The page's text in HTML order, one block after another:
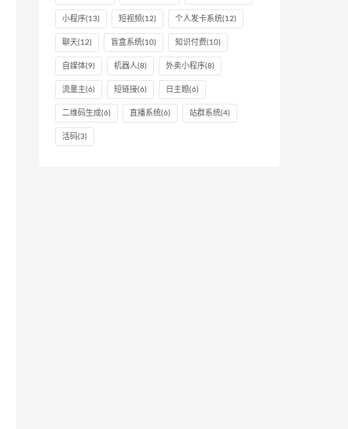
小程序(13) 短视频(12) 个人发卡系统(12)
聊天(12) 盲盒系统(10) 知识付费(10)
自媒体(9) 机器人(8) 外卖小程序(8)
流量主(6) 短链接(6) 日主题(6)
二维码生成(6) 直播系统(6) 站群系统(4)
活码(3)